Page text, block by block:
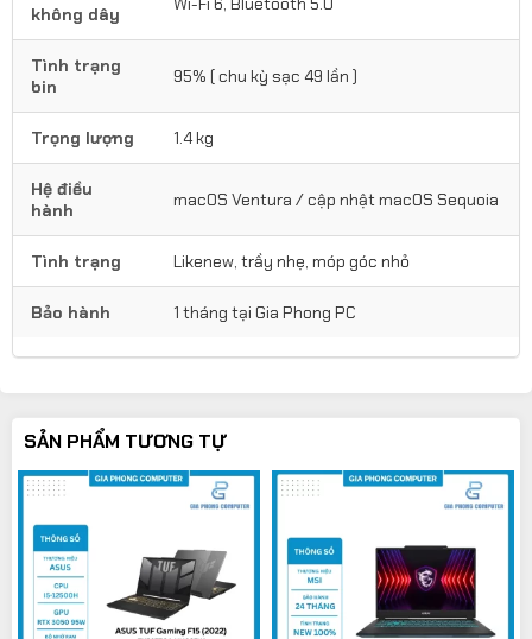
không dây
Tình trạng
bin
95% ( chu kỳ sạc 49 lần )
Trọng lượng 1.4 kg
Hệ điều
hành
macOS Ventura / cập nhật macOS Sequoia
Tình trạng Likenew, trầy nhẹ, móp góc nhỏ
Bảo hành 1 tháng tại Gia Phong PC
SẢN PHẨM TƯƠNG TỰ